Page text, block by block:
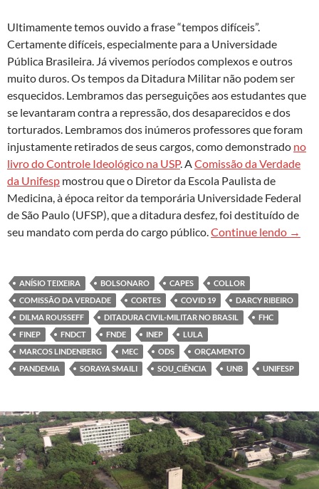
Ultimamente temos ouvido a frase “tempos difíceis”.
Certamente difíceis, especialmente para a Universidade
Pública Brasileira. Já vivemos períodos complexos e outros
muito duros. Os tempos da Ditadura Militar não podem ser
esquecidos. Lembramos das perseguições aos estudantes que
se levantaram contra a repressão, dos desaparecidos e dos
torturados. Lembramos dos inúmeros professores que foram
injustamente retirados de seus cargos, como demonstrado no
livro do Controle Ideológico na USP. AComissão da Verdade
da Unifesp mostrou que o Diretor da Escola Paulista de
Medicina, à época reitor da temporária Universidade Federal
de São Paulo (UFSP), que a ditadura desfez, foi destituído de
seu mandato com perda do cargo público.Continue lendo →
ANÍSIO TEIXEIRA BOLSONARO CAPES
COLLOR
COMISSÃO DA VERDADE
CORTES COVID 19
DARCY RIBEIRO
DILMA ROUSSEFF
DITADURA CIVIL-MILITAR NO BRASIL
FHC
FINEP
FNDCT FNDE INEP
LULA
MARCOS LINDENBERG
MEC ODS
ORÇAMENTO
PANDEMIA
SORAYA SMAILI SOU_CIÊNCIA UNB UNIFESP